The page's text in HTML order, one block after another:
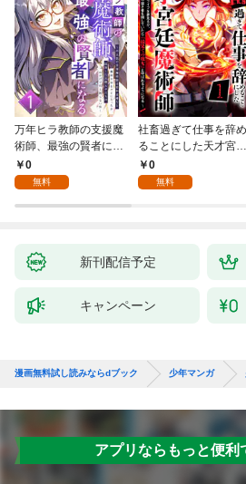
万年ヒラ教師の支援魔
術師、最強の賢者にな
る～不人気の支援魔術
師は給料泥棒だと魔術
が、出世した元教え子
0
無料
社畜過ぎて仕事を辞め
ることにした天才宮廷
魔術師～辺境の地でス
ローライフを夢見る
0
無料
新刊配信予定
キャンペーン
漫画無料試し読みならdブック 少年マンガ
アプリならもっと便利